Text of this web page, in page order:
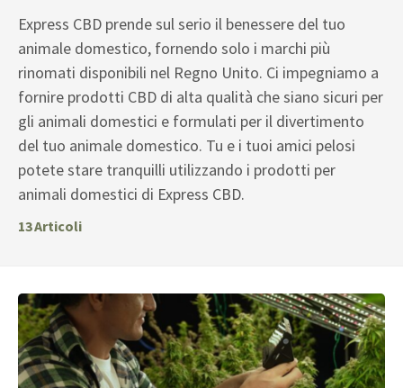
Express CBD prende sul serio il benessere del tuo
animale domestico, fornendo solo i marchi più
rinomati disponibili nel Regno Unito. Ci impegniamo a
fornire prodotti CBD di alta qualità che siano sicuri per
gli animali domestici e formulati per il divertimento
del tuo animale domestico. Tu e i tuoi amici pelosi
potete stare tranquilli utilizzando i prodotti per
animali domestici di Express CBD.
13Articoli